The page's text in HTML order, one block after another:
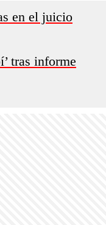
en el juicio
tras informe